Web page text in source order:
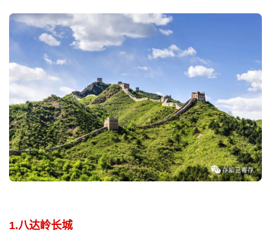
1.八达岭长城